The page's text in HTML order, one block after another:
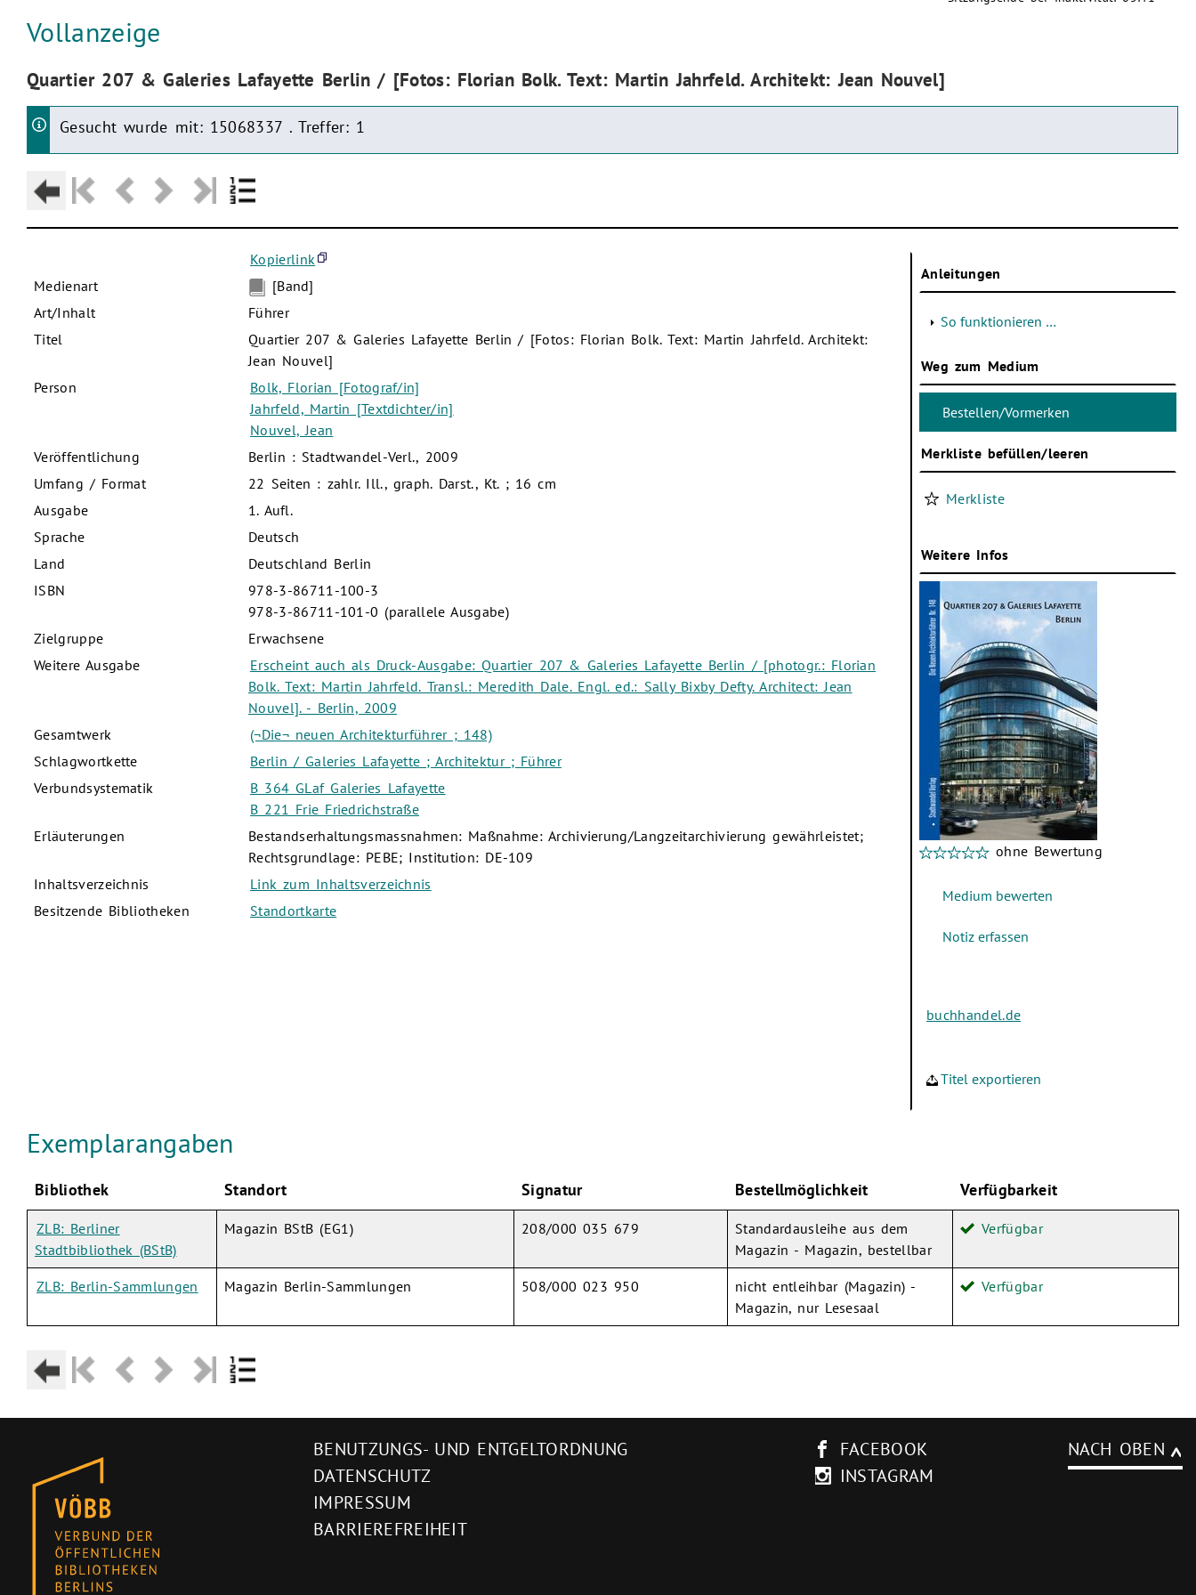
Aktuelle Seite:
Vollanzeige
Aktuelle Seite:
Quartier 207 & Galeries Lafayette Berlin / [Fotos: Florian Bolk. Text: Martin Jahrfeld. Architekt: Jean Nouvel]
Gesucht wurde mit: 15068337 . Treffer: 1
Kopierlink
Medienart
[Band]
Art/Inhalt
Führer
Titel
Quartier 207 & Galeries Lafayette Berlin / [Fotos: Florian Bolk. Text: Martin Jahrfeld. Architekt:
Jean Nouvel]
Person
Bolk, Florian [Fotograf/in]
Jahrfeld, Martin [Textdichter/in]
Nouvel, Jean
Veröffentlichung
Berlin : Stadtwandel-Verl., 2009
Umfang / Format
22 Seiten : zahlr. Ill., graph. Darst., Kt. ; 16 cm
Ausgabe
1. Aufl.
Sprache
Deutsch
Land
Deutschland Berlin
ISBN
978-3-86711-100-3
978-3-86711-101-0 (parallele Ausgabe)
Zielgruppe
Erwachsene
Weitere Ausgabe
Erscheint auch als Druck-Ausgabe: Quartier 207 & Galeries Lafayette Berlin / [photogr.: Florian
Bolk. Text: Martin Jahrfeld. Transl.: Meredith Dale. Engl. ed.: Sally Bixby Defty. Architect: Jean
Nouvel]. - Berlin, 2009
Gesamtwerk
(¬Die¬ neuen Architekturführer ; 148)
Schlagwortkette
Berlin / Galeries Lafayette ; Architektur ; Führer
Verbundsystematik
B 364 GLaf Galeries Lafayette
B 221 Frie Friedrichstraße
Erläuterungen
Bestandserhaltungsmassnahmen: Maßnahme: Archivierung/Langzeitarchivierung gewährleistet;
Rechtsgrundlage: PEBE; Institution: DE-109
Inhaltsverzeichnis
Link zum Inhaltsverzeichnis
Besitzende Bibliotheken
Standortkarte
Anleitungen
So funktionieren …
Weg zum Medium
Merkliste befüllen/leeren
Merkliste
Weitere Infos
ohne Bewertung
buchhandel.de
Titel exportieren
Exemplarangaben
Bibliothek Standort Signatur Bestellmöglichkeit Verfügbarkeit
ZLB: Berliner
Stadtbibliothek (BStB)
Magazin BStB (EG1) 208/000 035 679
Standardausleihe aus dem
Magazin - Magazin, bestellbar
Verfügbar
ZLB: Berlin-Sammlungen Magazin Berlin-Sammlungen 508/000 023 950
nicht entleihbar (Magazin) -
Magazin, nur Lesesaal
Verfügbar
BENUTZUNGS- UND ENTGELTORDNUNG
DATENSCHUTZ
IMPRESSUM
BARRIEREFREIHEIT
FACEBOOK
INSTAGRAM
NACH OBEN